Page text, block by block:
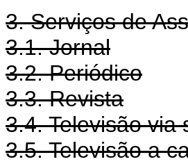
3. Serviços de
3.1. Jornal
3.2. Periódico
3.3. Revista
3.4. Televisão via
3.5. Televisão a